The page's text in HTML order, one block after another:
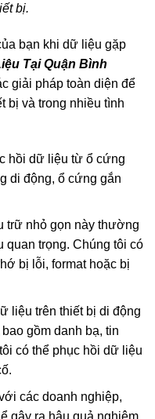
bị.
bạn khi dữ liệu gặp
Tại Quận Bình
giải pháp toàn diện để
bị và trong nhiều tình
hồi dữ liệu từ ổ cứng
di động, ổ cứng gắn
trữ nhỏ gọn này thường
trọng. Chúng tôi có
bị lỗi, format hoặc bị
liệu trên thiết bị di động
gồm danh bạ, tin
có thể phục hồi dữ liệu
các doanh nghiệp,